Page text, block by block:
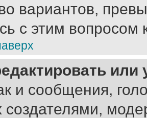
вариантов,
с этим вопросом
и сообщения,
создателями,